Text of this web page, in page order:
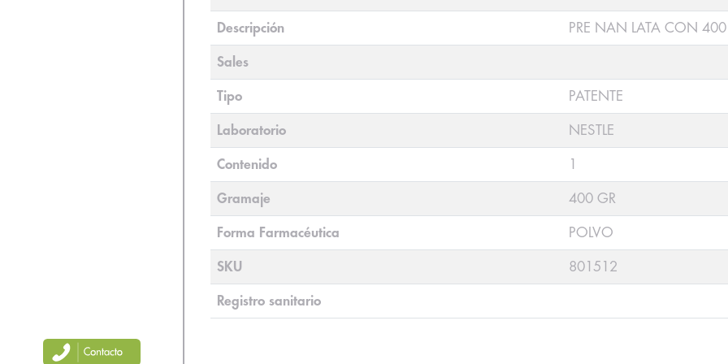
Descripción PRE NAN LATA CON
Sales
Tipo PATENTE
Laboratorio NESTLE
Contenido 1
Gramaje 400 GR
Forma Farmacéutica POLVO
SKU 801512
Registro sanitario